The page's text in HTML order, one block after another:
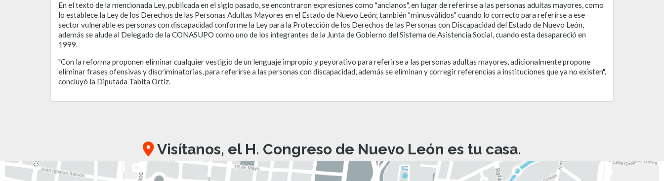
En el texto de la mencionada Ley, publicada en el siglo pasado, se encontraron expresiones como "ancianos", en lugar de referirse a las personas adultas mayores, como
lo establece la Ley de los Derechos de las Personas Adultas Mayores en el Estado de Nuevo León; también "minusválidos" cuando lo correcto para referirse a ese
sector vulnerable es personas con discapacidad conforme la Ley para la Protección de los Derechos de las Personas con Discapacidad del Estado de Nuevo León,
además se alude al Delegado de la CONASUPO como uno de los integrantes de la Junta de Gobierno del Sistema de Asistencia Social, cuando esta desapareció en
1999.
"Con la reforma proponen eliminar cualquier vestigio de un lenguaje impropio y peyorativo para referirse a las personas adultas mayores, adicionalmente propone
eliminar frases ofensivas y discriminatorias, para referirse a las personas con discapacidad, además se eliminan y corregir referencias a instituciones que ya no existen",
concluyó la Diputada Tabita Ortiz.
Visítanos, el H. Congreso de Nuevo León es tu casa.